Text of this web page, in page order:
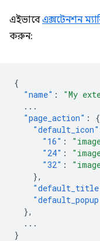
এইভাবেএক্সটেনশন
করুন:
{
"name" : "My
...
"page_action" :
{
"default_icon"
"16" :
"24" :
"32" :
},
},
...
}